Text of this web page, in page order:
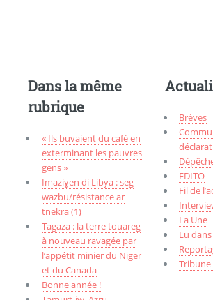
Dans la même
rubrique
« Ils buvaient du café en
exterminant les pauvres
gens »
Imaziɣen di Libya : seg
wazbu/résistance ar
tnekra (1)
Tagaza : la terre touareg
à nouveau ravagée par
l’appétit minier du Niger
et du Canada
Bonne année !
Brèves
EDITO
Fil de
La Une
Lu